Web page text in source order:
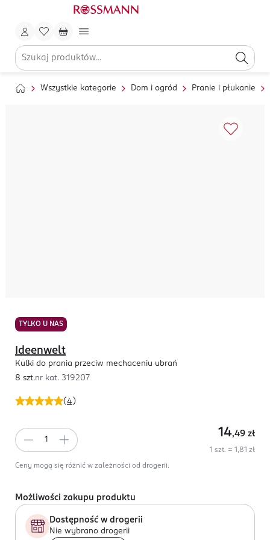
Wszystkie kategorie Dom i ogród Pranie i płukanie
TYLKO U NAS
(4 )
Ideenwelt
Kulki do prania przeciw mechaceniu ubrań
8 szt.nr kat. 319207
14,49 zł
1 szt. = 1,81 zł
Ceny mogą się różnić w zależności od drogerii.
Możliwości zakupu produktu
Dostępność w drogerii
Nie wybrano drogerii